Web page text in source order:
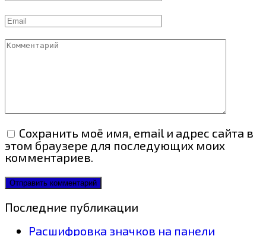
Email
Комментарий
Сохранить моё имя, email и адрес сайта в
этом браузере для последующих моих
комментариев.
Последние публикации
Расшифровка значков на панели